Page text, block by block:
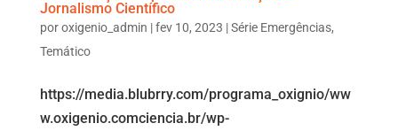
Jornalismo Científico
poroxigenio_admin |fev 10, 2023 |Série Emergências,
Temático
https://media.blubrry.com/programa_oxignio/ww
w.oxigenio.comciencia.br/wp-